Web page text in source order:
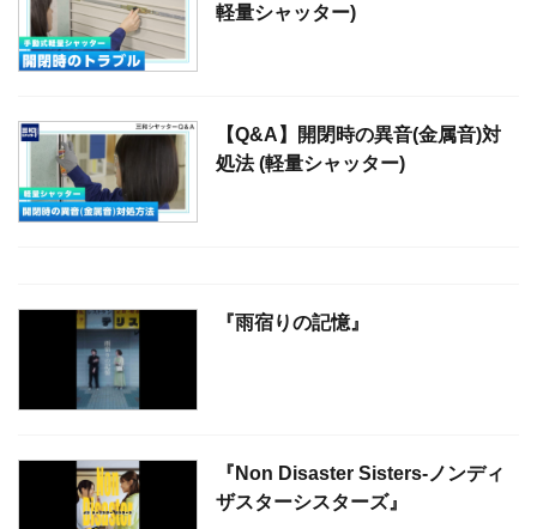
軽量シャッター)
【Q&A】開閉時の異音(金属音)対
処法 (軽量シャッター)
『雨宿りの記憶』
『Non Disaster Sisters-ノンディ
ザスターシスターズ』